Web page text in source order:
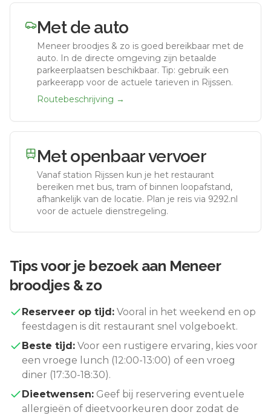
Met de auto
Meneer broodjes & zo is goed bereikbaar met de
auto. In de directe omgeving zijn betaalde
parkeerplaatsen beschikbaar. Tip: gebruik een
parkeerapp voor de actuele tarieven in Rijssen.
Routebeschrijving →
Met openbaar vervoer
Vanaf station Rijssen kun je het restaurant
bereiken met bus, tram of binnen loopafstand,
afhankelijk van de locatie. Plan je reis via 9292.nl
voor de actuele dienstregeling.
Tips voor je bezoek aan Meneer
broodjes & zo
Reserveer op tijd: Vooral in het weekend en op
feestdagen is dit restaurant snel volgeboekt.
Beste tijd: Voor een rustigere ervaring, kies voor
een vroege lunch (12:00-13:00) of een vroeg
diner (17:30-18:30).
Dieetwensen: Geef bij reservering eventuele
allergieën of dieetvoorkeuren door zodat de